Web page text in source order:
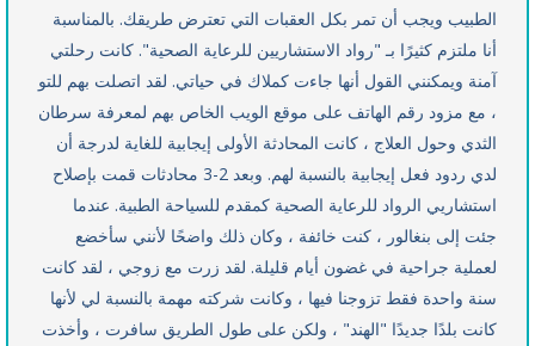
الطبيب ويجب أن تمر بكل العقبات التي تعترض طريقك. بالمناسبة
أنا ملتزم كثيرًا بـ "رواد الاستشاريين للرعاية الصحية". كانت رحلتي
آمنة ويمكنني القول أنها جاءت كملاك في حياتي. لقد اتصلت بهم للتو
، مع مزود رقم الهاتف على موقع الويب الخاص بهم لمعرفة سرطان
الثدي وحول العلاج ، كانت المحادثة الأولى إيجابية للغاية لدرجة أن
لدي ردود فعل إيجابية بالنسبة لهم. وبعد 2-3 محادثات قمت بإصلاح
استشاريي الرواد للرعاية الصحية كمقدم للسياحة الطبية. عندما
جئت إلى بنغالور ، كنت خائفة ، وكان ذلك واضحًا لأنني سأخضع
لعملية جراحية في غضون أيام قليلة. لقد زرت مع زوجي ، لقد كانت
سنة واحدة فقط تزوجنا فيها ، وكانت شركته مهمة بالنسبة لي لأنها
كانت بلدًا جديدًا "الهند" ، ولكن على طول الطريق سافرت ، وأخذت